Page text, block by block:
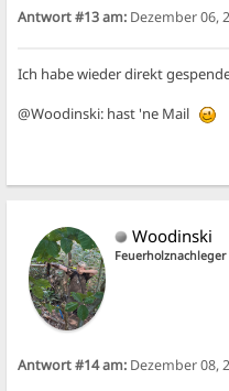
Antwort #13 am: Dezember 06,
Ich habe wieder direkt
@Woodinski: hast 'ne Mail
Woodinski
Feuerholznachleger
Antwort #14 am: Dezember 08,